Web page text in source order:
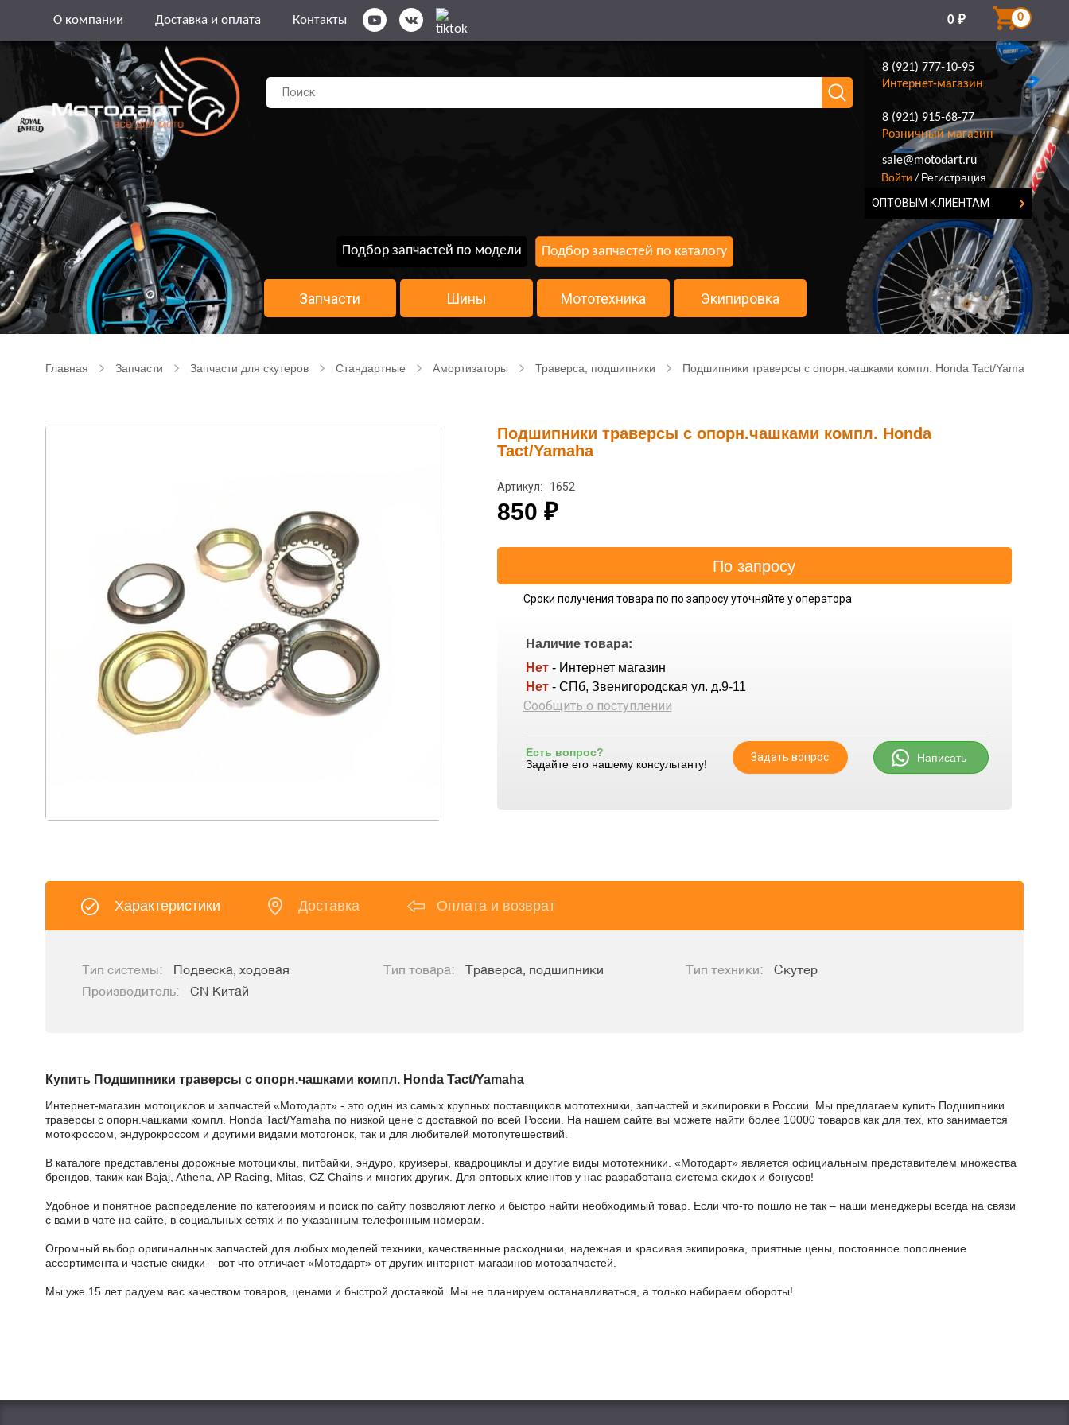
О компании Доставка и оплата Контакты 0 ₽ 0
8 (921) 777-10-95
Интернет-магазин
8 (921) 915-68-77
Розничный магазин
8 (921) 777-10-95
sale@motodart.ru
Войти / Регистрация
ОПТОВЫМ КЛИЕНТАМ
Подбор запчастей по модели Подбор запчастей по каталогу
Запчасти Шины Мототехника Экипировка
Главная Запчасти Запчасти для скутеров Стандартные Амортизаторы Траверса, подшипники Подшипники траверсы с опорн.чашками компл. Honda Tact/Yamaha
Подшипники траверсы с опорн.чашками компл. Honda
Tact/Yamaha
Артикул: 1652
850 ₽
Сроки получения товара по по запросу уточняйте у оператора
Наличие товара:
Нет - Интернет магазин
Нет - СПб, Звенигородская ул. д.9-11
Сообщить о поступлении
Есть вопрос?
Задайте его нашему консультанту!
Задать вопрос Написать
Характеристики Доставка Оплата и возврат
Тип системы: Подвеска, ходовая Тип товара: Траверса, подшипники Тип техники:
Скутер
Производитель:
CN Китай
Купить Подшипники траверсы с опорн.чашками компл. Honda Tact/Yamaha
Интернет-магазин мотоциклов и запчастей «Мотодарт» - это один из самых крупных поставщиков мототехники, запчастей и экипировки в России. Мы предлагаем купить Подшипники
траверсы с опорн.чашками компл. Honda Tact/Yamaha по низкой цене с доставкой по всей России. На нашем сайте вы можете найти более 10000 товаров как для тех, кто занимается
мотокроссом, эндурокроссом и другими видами мотогонок, так и для любителей мотопутешествий.
В каталоге представлены дорожные мотоциклы, питбайки, эндуро, круизеры, квадроциклы и другие виды мототехники. «Мотодарт» является официальным представителем множества
брендов, таких как Bajaj, Athena, AP Racing, Mitas, CZ Chains и многих других. Для оптовых клиентов у нас разработана система скидок и бонусов!
Удобное и понятное распределение по категориям и поиск по сайту позволяют легко и быстро найти необходимый товар. Если что-то пошло не так – наши менеджеры всегда на связи
с вами в чате на сайте, в социальных сетях и по указанным телефонным номерам.
Огромный выбор оригинальных запчастей для любых моделей техники, качественные расходники, надежная и красивая экипировка, приятные цены, постоянное пополнение
ассортимента и частые скидки – вот что отличает «Мотодарт» от других интернет-магазинов мотозапчастей.
Мы уже 15 лет радуем вас качеством товаров, ценами и быстрой доставкой. Мы не планируем останавливаться, а только набираем обороты!